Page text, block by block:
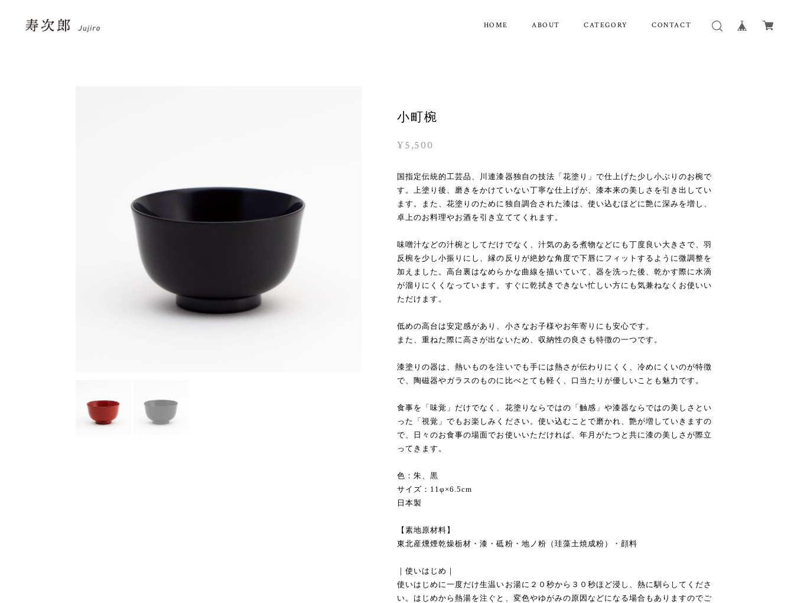
HOME ABOUT CATEGORY CONTACT
小町椀
¥5,500
国指定伝統的工芸品、川連漆器独自の技法「花塗り」で仕上げた少し小ぶりのお椀で
す。上塗り後、磨きをかけていない丁寧な仕上げが、漆本来の美しさを引き出してい
ます。また、花塗りのために独自調合された漆は、使い込むほどに艶に深みを増し、
卓上のお料理やお酒を引き立ててくれます。
味噌汁などの汁椀としてだけでなく、汁気のある煮物などにも丁度良い大きさで、羽
反椀を少し小振りにし、縁の反りが絶妙な角度で下唇にフィットするように微調整を
加えました。高台裏はなめらかな曲線を描いていて、器を洗った後、乾かす際に水滴
が溜りにくくなっています。すぐに乾拭きできない忙しい方にも気兼ねなくお使いい
ただけます。
低めの高台は安定感があり、小さなお子様やお年寄りにも安心です。
また、重ねた際に高さが出ないため、収納性の良さも特徴の一つです。
漆塗りの器は、熱いものを注いでも手には熱さが伝わりにくく、冷めにくいのが特徴
で、陶磁器やガラスのものに比べとても軽く、口当たりが優しいことも魅力です。
食事を「味覚」だけでなく、花塗りならではの「触感」や漆器ならではの美しさとい
った「視覚」でもお楽しみください。使い込むことで磨かれ、艶が増していきますの
で、日々のお食事の場面でお使いいただければ、年月がたつと共に漆の美しさが際立
ってきます。
色：朱、黒
サイズ：11φ×6.5cm
日本製
【素地原材料】
東北産燻煙乾燥栃材・漆・砥粉・地ノ粉（珪藻土焼成粉）・顔料
｜使いはじめ｜
使いはじめに一度だけ生温いお湯に２０秒から３０秒ほど浸し、熱に馴らしてくださ
い。はじめから熱湯を注ぐと、変色やゆがみの原因などになる場合もありますのでご